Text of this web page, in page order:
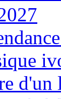
d'un